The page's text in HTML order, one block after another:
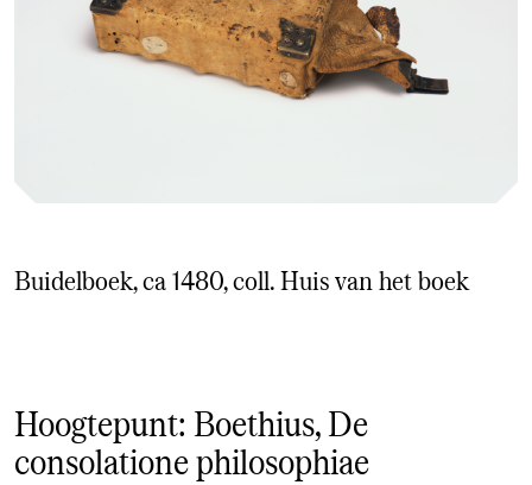
Buidelboek, ca 1480, coll. Huis van het boek
Hoogtepunt: Boethius, De
consolatione philosophiae